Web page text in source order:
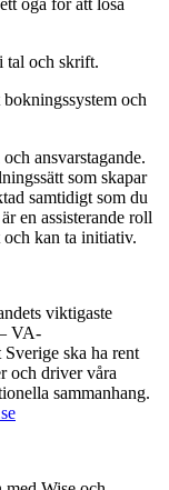
öga för att lösa
tal och skrift.
och
ansvarstagande.
som skapar
samtidigt som du
en assisterande roll
kan ta initiativ.
viktigaste
VA-
ska ha rent
och driver våra
sammanhang.